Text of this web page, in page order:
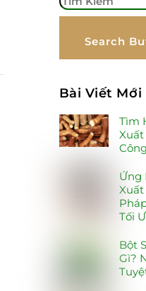
Search
Bài Viết Mới
Tìm
Xuất
Ứng
Xuất
Tối
Bột
Gì?